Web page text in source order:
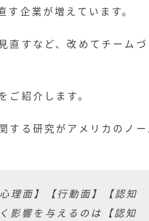
企業が増えています。
直すなど、改めてチーム
紹介します。
する研究がアメリカのノ
理面】【行動面】【認知
影響を与えるのは【認知